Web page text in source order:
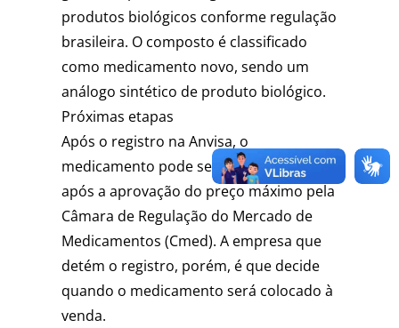
produtos biológicos conforme regulação
brasileira. O composto é classificado
como medicamento novo, sendo um
análogo sintético de produto biológico.
Próximas etapas
Após o registro na Anvisa, o
medicamento pode ser comercializado
após a aprovação do preço máximo pela
Câmara de Regulação do Mercado de
Medicamentos (Cmed). A empresa que
detém o registro, porém, é que decide
quando o medicamento será colocado à
venda.